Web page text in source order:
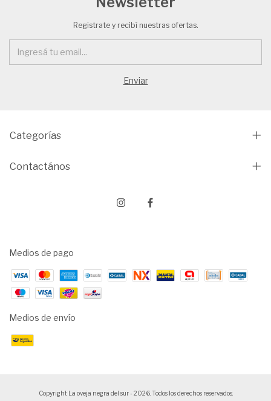
Registrate y recibí nuestras ofertas.
Categorías
Contactános
Medios de pago
Medios de envío
Copyright La oveja negra del sur - 2026. Todos los derechos reservados.